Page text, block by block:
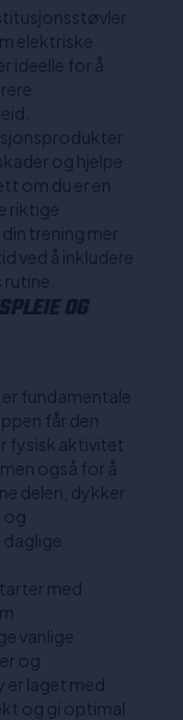
elektriske
ideelle for å
og hjelpe
om du er en
riktige
trening mer
ved å inkludere
OG
fundamentale
får den
fysisk aktivitet
også for å
delen, dykker
og
med
vanlige
og
er laget med
og gi optimal